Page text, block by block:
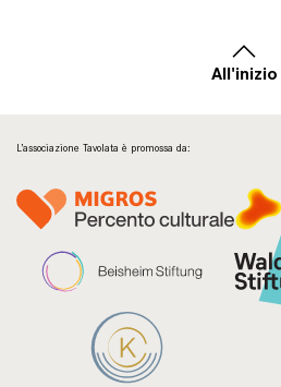
All'inizio
L’associazione Tavolata è promossa da: